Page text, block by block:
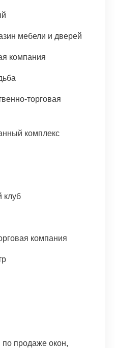
мебели и дверей
компания
торговая
комплекс
клуб
компания
по продаже окон,